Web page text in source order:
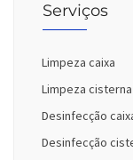
Serviços
Limpeza caixa
Limpeza cisterna
Desinfecção
Desinfecção